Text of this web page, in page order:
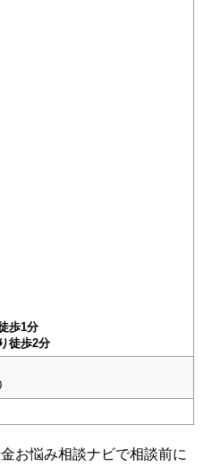
歩1分
徒歩2分
お悩み相談ナビで相談前に